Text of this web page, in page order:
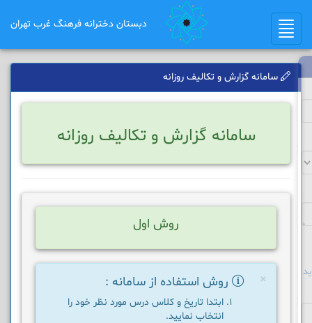
Toggle
navigation
دبستان دخترانه فرهنگ غرب تهران
سامانه گزارش و تکالیف روزانه
سامانه گزارش و تکالیف روزانه
روش اول
× روش استفاده از سامانه :
ابتدا تاریخ و کلاس درس مورد نظر خود را
انتخاب نمایید.